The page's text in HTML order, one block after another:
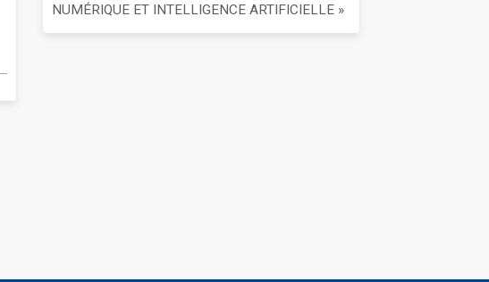
NUMÉRIQUE ET INTELLIGENCE ARTIFICIELLE »